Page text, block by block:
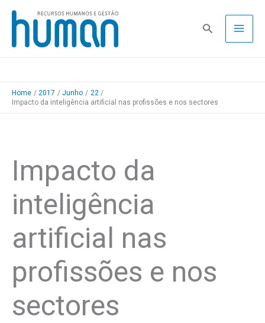
Skip
content
Pesquisa
Home 2017 Junho
22
Impacto da inteligência artificial nas profissões e nos sectores
Impacto da
inteligência
artificial nas
profissões e nos
sectores